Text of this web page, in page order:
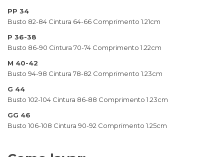
PP 34
Busto 82-84 Cintura 64-66 Comprimento 1.21cm
P 36-38
Busto 86-90 Cintura 70-74 Comprimento 1.22cm
M 40-42
Busto 94-98 Cintura 78-82 Comprimento 1.23cm
G 44
Busto 102-104 Cintura 86-88 Comprimento 1.23cm
GG 46
Busto 106-108 Cintura 90-92 Comprimento 1.25cm